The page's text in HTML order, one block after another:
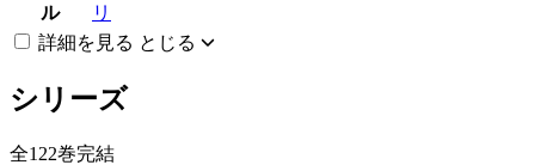
ル
リ
詳細を見る とじる
シリーズ
全122巻完結